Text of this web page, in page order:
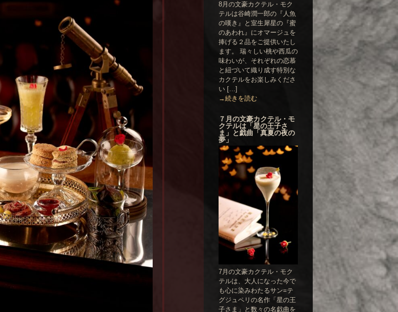
8月の文豪カクテル・モク
テルは谷崎潤一郎の『人魚
の嘆き』と室生犀星の『蜜
のあわれ』にオマージュを
捧げる２品をご提供いたし
ます。 瑞々しい桃や西瓜の
味わいが、それぞれの恋慕
と紐づいて織り成す特別な
カクテルをお楽しみくださ
い […]
→続きを読む
７月の文豪カクテル・モ
クテルは「星の王子さ
ま」と戯曲「真夏の夜の
夢」
7月の文豪カクテル・モク
テルは、大人になった今で
も心に染みわたるサン=テ
グジュペリの名作「星の王
子さま」と数々の名戯曲を